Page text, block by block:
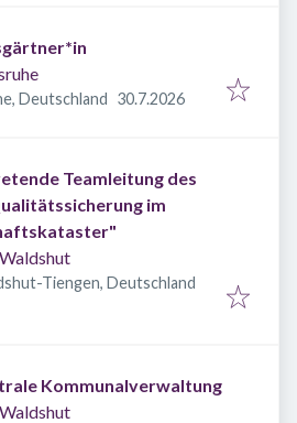
Deutschland Veröffentlicht
30.7.2026
Teamleitung des
im
Tiengen, Deutschland
Kommunalverwaltung